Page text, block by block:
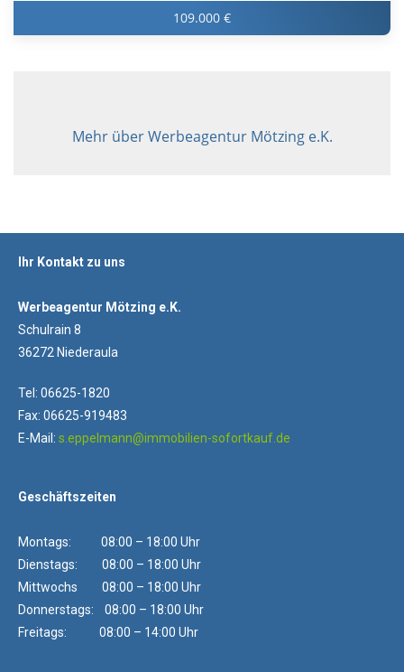
109.000 €
Mehr über Werbeagentur Mötzing e.K.
Ihr Kontakt zu uns
Werbeagentur Mötzing e.K.
Schulrain 8
36272 Niederaula
Tel: 06625-1820
Fax: 06625-919483
E-Mail: s.eppelmann@immobilien-sofortkauf.de
Geschäftszeiten
Montags: 08:00 – 18:00 Uhr
Dienstags: 08:00 – 18:00 Uhr
Mittwochs 08:00 – 18:00 Uhr
Donnerstags: 08:00 – 18:00 Uhr
Freitags: 08:00 – 14:00 Uhr